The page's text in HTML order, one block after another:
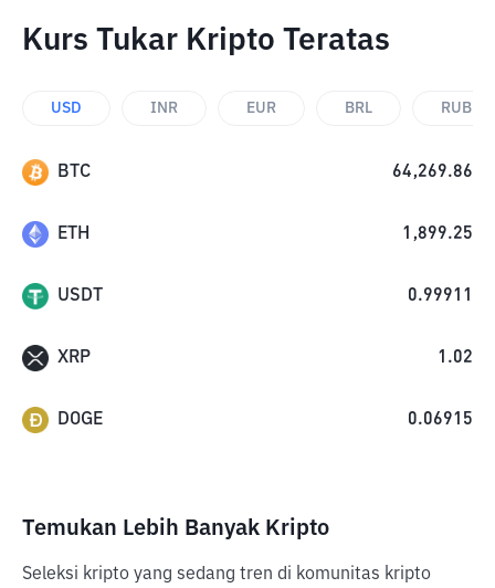
Kurs Tukar Kripto Teratas
USD INR EUR BRL RUB
BTC 64,269.86
ETH 1,899.25
USDT 0.99911
XRP 1.02
DOGE 0.06915
Temukan Lebih Banyak Kripto
Seleksi kripto yang sedang tren di komunitas kripto